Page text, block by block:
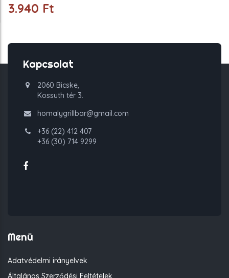
3.940 Ft
Kapcsolat
2060 Bicske,
Kossuth tér 3.
homalygrillbar@gmail.com
+36 (22) 412 407
+36 (30) 714 9299
Menü
Adatvédelmi irányelvek
Általános Szerződési Feltételek